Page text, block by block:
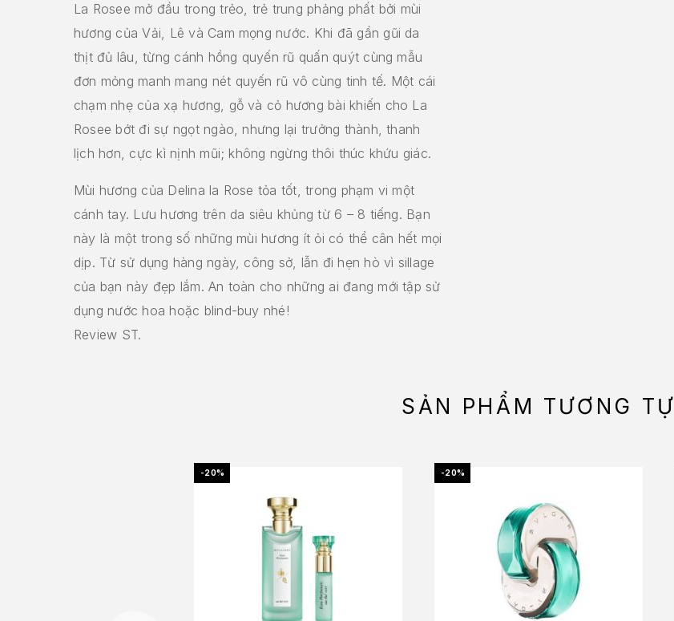
La Rosee mở đầu trong trẻo, trẻ trung phảng phất bởi mùi
hương của Vải, Lê và Cam mọng nước. Khi đã gần gũi da
thịt đủ lâu, từng cánh hồng quyến rũ quấn quýt cùng mẫu
đơn mỏng manh mang nét quyến rũ vô cùng tinh tế. Một cái
chạm nhẹ của xạ hương, gỗ và cỏ hương bài khiến cho La
Rosee bớt đi sự ngọt ngào, nhưng lại trưởng thành, thanh
lịch hơn, cực kì nịnh mũi; không ngừng thôi thúc khứu giác.
Mùi hương của Delina la Rose tỏa tốt, trong phạm vi một
cánh tay. Lưu hương trên da siêu khủng từ 6 – 8 tiếng. Bạn
này là một trong số những mùi hương ít ỏi có thể cân hết mọi
dịp. Từ sử dụng hàng ngày, công sở, lẫn đi hẹn hò vì sillage
của bạn này đẹp lắm. An toàn cho những ai đang mới tập sử
dụng nước hoa hoặc blind-buy nhé!
Review ST.
SẢN PHẨM TƯƠNG TỰ
-20% -20%